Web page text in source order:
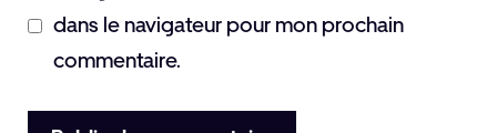
dans le navigateur pour mon prochain
commentaire.